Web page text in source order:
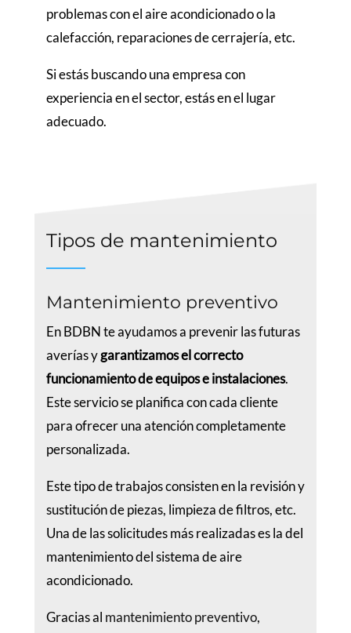
problemas con el aire acondicionado o la
calefacción, reparaciones de cerrajería, etc.
Si estás buscando una empresa con
experiencia en el sector, estás en el lugar
adecuado.
Tipos de mantenimiento
Mantenimiento preventivo
En BDBN te ayudamos a prevenir las futuras
averías ygarantizamos el correcto
funcionamiento de equipos e instalaciones.
Este servicio se planifica con cada cliente
para ofrecer una atención completamente
personalizada.
Este tipo de trabajos consisten en la revisión y
sustitución de piezas, limpieza de filtros, etc.
Una de las solicitudes más realizadas es la del
mantenimiento del sistema de aire
acondicionado.
Gracias al mantenimiento preventivo,